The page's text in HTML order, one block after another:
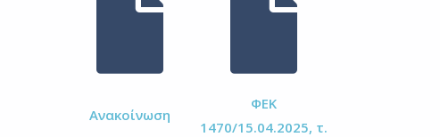
Ανακοίνωση
ΦΕΚ
1470/15.04.2025, τ.